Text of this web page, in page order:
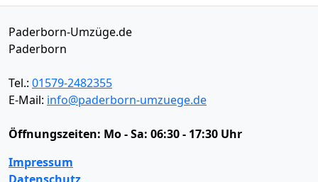
Paderborn-Umzüge.de
Paderborn
Tel.: 01579-2482355
E-Mail: info@paderborn-umzuege.de
Öffnungszeiten: Mo - Sa: 06:30 - 17:30 Uhr
Impressum
Datenschutz